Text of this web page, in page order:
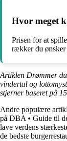
Hvor meget
Prisen for at
rækker du ønsker
Artiklen Drømmer
vindertal og
stjerner baseret på 15
Andre populære
på DBA • Guide til
lave verdens
de bedste